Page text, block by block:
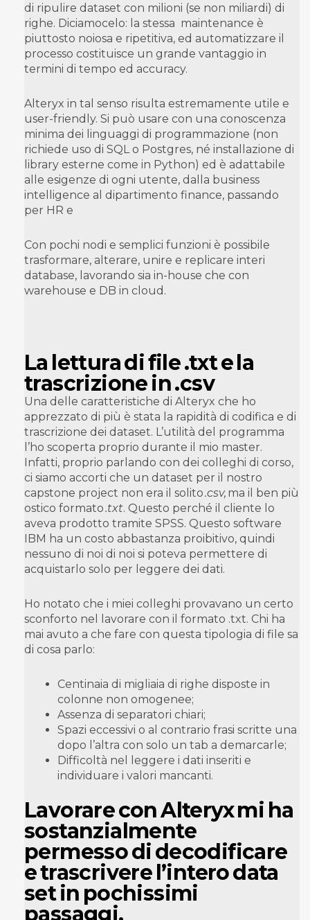
di ripulire dataset con milioni (se non miliardi) di
righe. Diciamocelo: la stessa maintenance è
piuttosto noiosa e ripetitiva, ed automatizzare il
processo costituisce un grande vantaggio in
termini di tempo ed accuracy.
Alteryx in tal senso risulta estremamente utile e
user-friendly. Si può usare con una conoscenza
minima dei linguaggi di programmazione (non
richiede uso di SQL o Postgres, né installazione di
library esterne come in Python) ed è adattabile
alle esigenze di ogni utente, dalla business
intelligence al dipartimento finance, passando
per HR e
Con pochi nodi e semplici funzioni è possibile
trasformare, alterare, unire e replicare interi
database, lavorando sia in-house che con
warehouse e DB in cloud.
La lettura di file .txt e la
trascrizione in .csv
Una delle caratteristiche di Alteryx che ho
apprezzato di più è stata la rapidità di codifica e di
trascrizione dei dataset. L’utilità del programma
l’ho scoperta proprio durante il mio master.
Infatti, proprio parlando con dei colleghi di corso,
ci siamo accorti che un dataset per il nostro
capstone project non era il solito.csv, ma il ben più
ostico formato.txt. Questo perché il cliente lo
aveva prodotto tramite SPSS. Questo software
IBM ha un costo abbastanza proibitivo, quindi
nessuno di noi di noi si poteva permettere di
acquistarlo solo per leggere dei dati.
Ho notato che i miei colleghi provavano un certo
sconforto nel lavorare con il formato .txt. Chi ha
mai avuto a che fare con questa tipologia di file sa
di cosa parlo:
Centinaia di migliaia di righe disposte in
colonne non omogenee;
Assenza di separatori chiari;
Spazi eccessivi o al contrario frasi scritte una
dopo l’altra con solo un tab a demarcarle;
Difficoltà nel leggere i dati inseriti e
individuare i valori mancanti.
Lavorare con Alteryx mi ha
sostanzialmente
permesso di decodificare
e trascrivere l’intero data
set in pochissimi
passaggi.